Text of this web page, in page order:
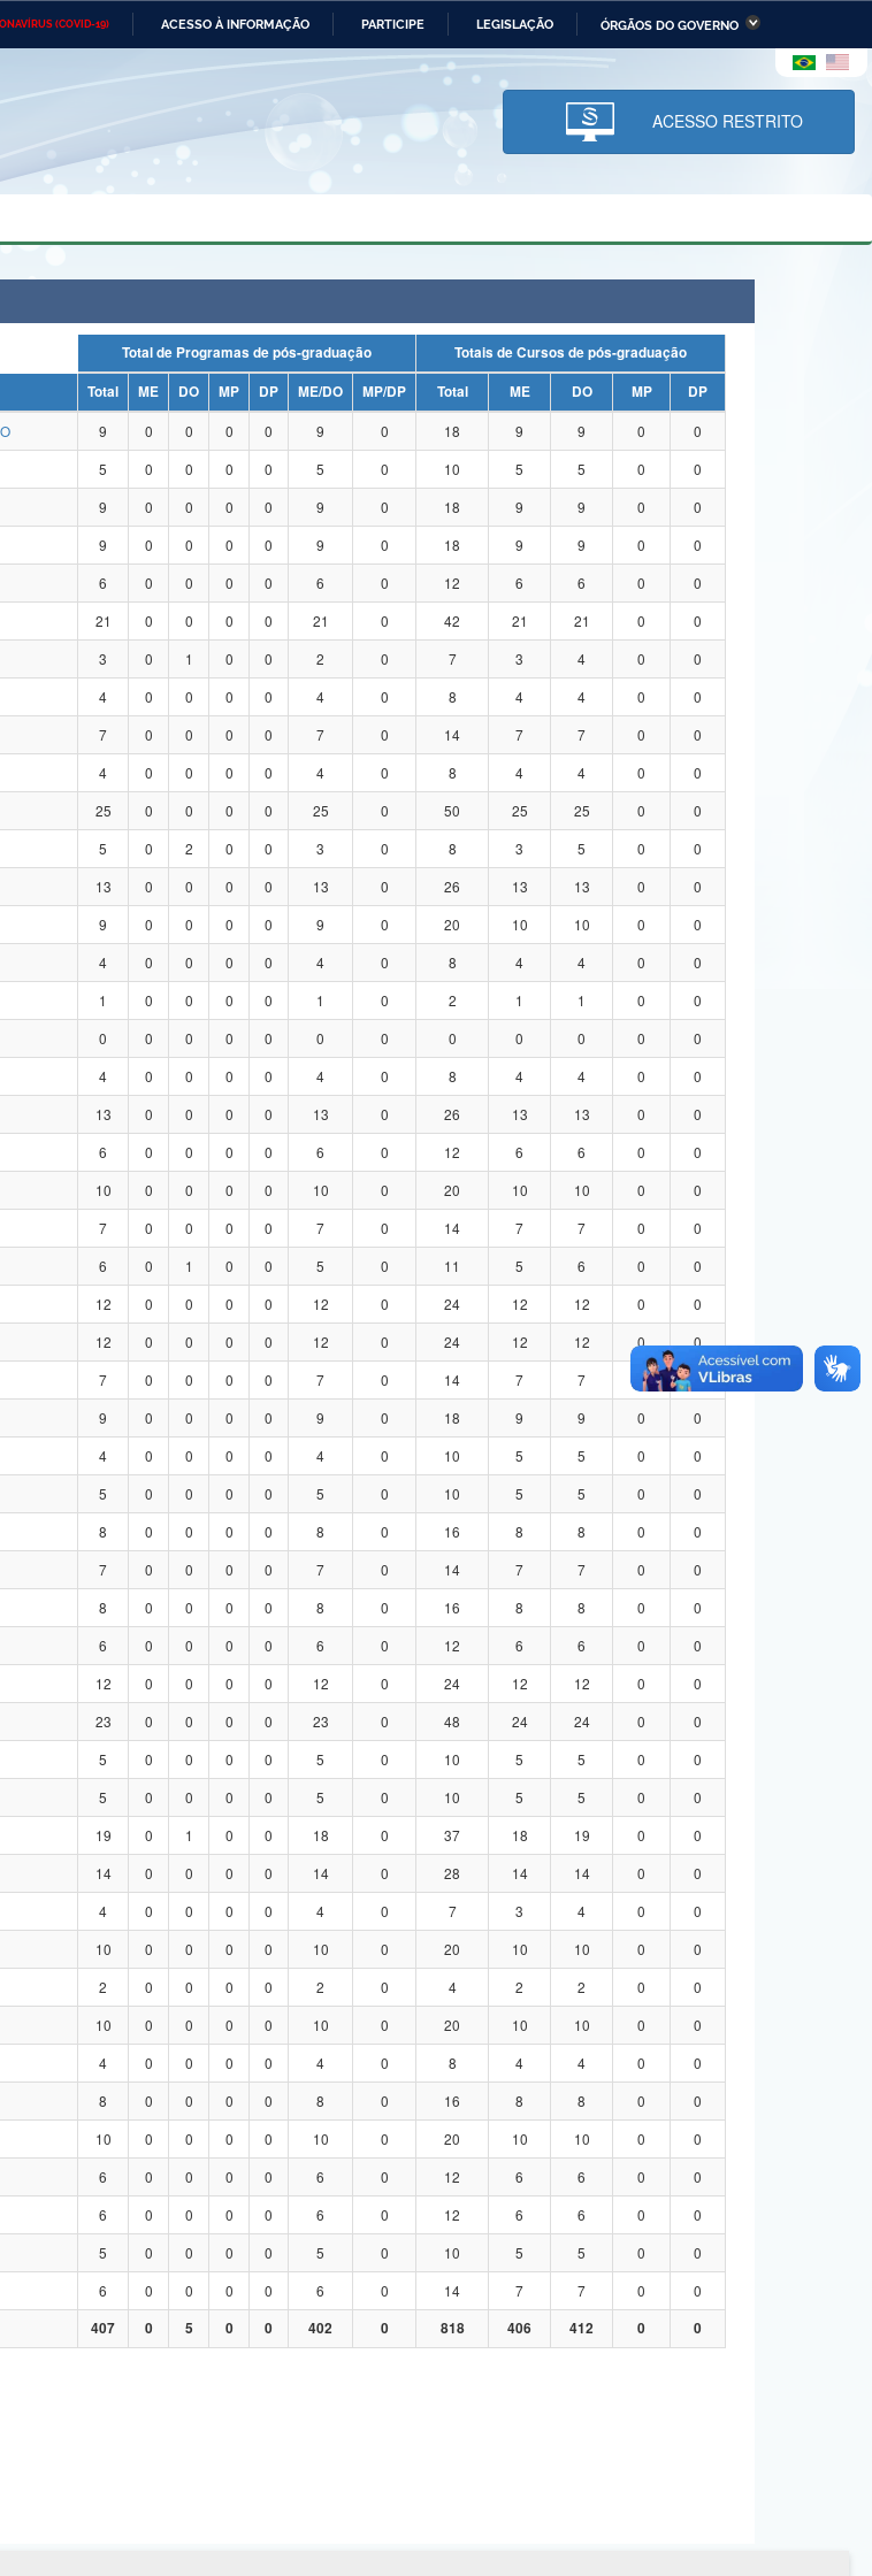
(COVID-19) ACESSO À INFORMAÇÃO PARTICIPE LEGISLAÇÃO ÓRGÃOS DO GOVERNO
Ministério das Relações Ministério da Economia Ministério da Infraestrutura
Ministério da Ciência,
Tecnologia, Inovações e
Comunicações
e dos Direitos Humanos
União Banco Central do Brasil Planalto
ACESSO RESTRITO
Total de Programas de pós-graduação
Totais de Cursos de pós-graduação
Total ME DO MP DP ME/DO MP/DP Total ME DO MP
DP
9 0 0 0 0 9 0 18 9 9 0
0
5 0 0 0 0 5 0 10 5 5 0
0
9 0 0 0 0 9 0 18 9 9 0
0
9 0 0 0 0 9 0 18 9 9 0
0
6 0 0 0 0 6 0 12 6 6 0
0
21 0 0 0 0 21 0 42 21 21 0
0
3 0 1 0 0 2 0 7 3 4 0
0
4 0 0 0 0 4 0 8 4 4 0
0
7 0 0 0 0 7 0 14 7 7 0
0
4 0 0 0 0 4 0 8 4 4 0
0
25 0 0 0 0 25 0 50 25 25 0
0
5 0 2 0 0 3 0 8 3 5 0
0
13 0 0 0 0 13 0 26 13 13 0
0
9 0 0 0 0 9 0 20 10 10 0
0
4 0 0 0 0 4 0 8 4 4 0
0
1 0 0 0 0 1 0 2 1 1 0
0
0 0 0 0 0 0 0 0 0 0 0
0
4 0 0 0 0 4 0 8 4 4 0
0
13 0 0 0 0 13 0 26 13 13 0
0
6 0 0 0 0 6 0 12 6 6 0
0
10 0 0 0 0 10 0 20 10 10 0
0
7 0 0 0 0 7 0 14 7 7 0
0
6 0 1 0 0 5 0 11 5 6 0
0
12 0 0 0 0 12 0 24 12 12 0
0
12 0 0 0 0 12 0 24 12 12 0
0
7 0 0 0 0 7 0 14 7 7 0
0
9 0 0 0 0 9 0 18 9 9 0
0
4 0 0 0 0 4 0 10 5 5 0
0
5 0 0 0 0 5 0 10 5 5 0
0
8 0 0 0 0 8 0 16 8 8 0
0
7 0 0 0 0 7 0 14 7 7 0
0
8 0 0 0 0 8 0 16 8 8 0
0
6 0 0 0 0 6 0 12 6 6 0
0
12 0 0 0 0 12 0 24 12 12 0
0
23 0 0 0 0 23 0 48 24 24 0
0
5 0 0 0 0 5 0 10 5 5 0
0
5 0 0 0 0 5 0 10 5 5 0
0
19 0 1 0 0 18 0 37 18 19 0
0
14 0 0 0 0 14 0 28 14 14 0
0
4 0 0 0 0 4 0 7 3 4 0
0
10 0 0 0 0 10 0 20 10 10 0
0
2 0 0 0 0 2 0 4 2 2 0
0
10 0 0 0 0 10 0 20 10 10 0
0
4 0 0 0 0 4 0 8 4 4 0
0
8 0 0 0 0 8 0 16 8 8 0
0
10 0 0 0 0 10 0 20 10 10 0
0
6 0 0 0 0 6 0 12 6 6 0
0
6 0 0 0 0 6 0 12 6 6 0
0
5 0 0 0 0 5 0 10 5 5 0
0
6 0 0 0 0 6 0 14 7 7 0
0
407 0 5 0 0 402 0 818 406 412 0 0